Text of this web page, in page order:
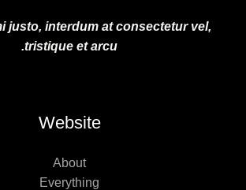
justo, interdum at consectetur vel,
tristique et arcu.
Website
About
Everything